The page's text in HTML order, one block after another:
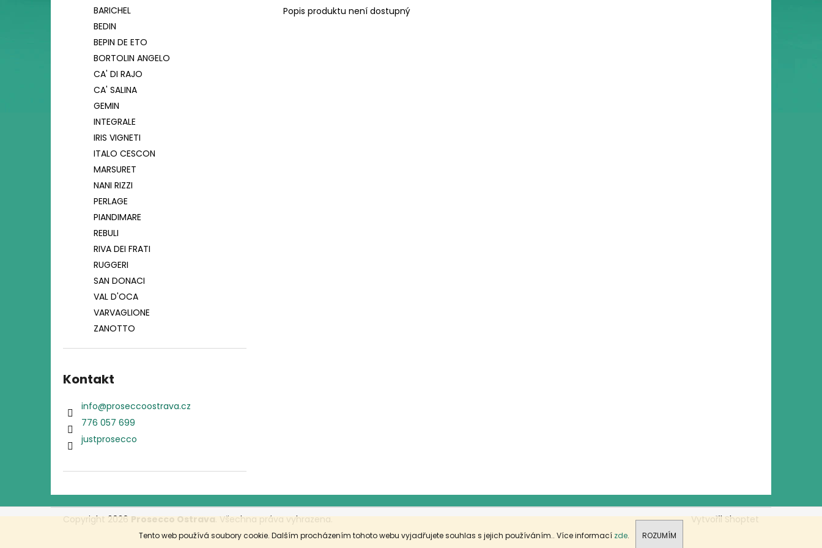
Tento web používá soubory cookie. Dalším procházením tohoto webu vyjadřujete souhlas s jejich používáním.. Více informací zde. ROZUMÍM
BARICHEL
BEDIN
BEPIN DE ETO
BORTOLIN ANGELO
CA' DI RAJO
CA' SALINA
GEMIN
INTEGRALE
IRIS VIGNETI
ITALO CESCON
MARSURET
NANI RIZZI
PERLAGE
PIANDIMARE
REBULI
RIVA DEI FRATI
RUGGERI
SAN DONACI
VAL D'OCA
VARVAGLIONE
ZANOTTO
Kontakt
info@proseccoostrava.cz
776 057 699
justprosecco
Popis produktu není dostupný
Z Vytvořil Shoptet
Copyright 2026Prosecco Ostrava. Všechna práva vyhrazena.